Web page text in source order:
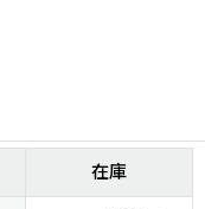
在庫